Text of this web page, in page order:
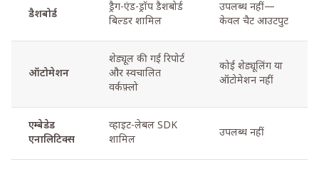
डैशबोर्ड
ड्रैग-एंड-ड्रॉप डैशबोर्ड
बिल्डर शामिल
उपलब्ध नहीं—
केवल चैट आउटपुट
ऑटोमेशन
शेड्यूल की गई रिपोर्ट
और स्वचालित
वर्कफ़्लो
कोई शेड्यूलिंग या
ऑटोमेशन नहीं
एम्बेडेड
एनालिटिक्स
व्हाइट-लेबल SDK
शामिल
उपलब्ध नहीं